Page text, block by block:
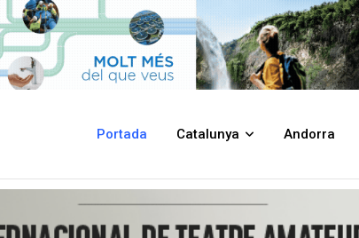
Portada Catalunya Andorra
Digitals’ als barris de Can Puig i La Farga